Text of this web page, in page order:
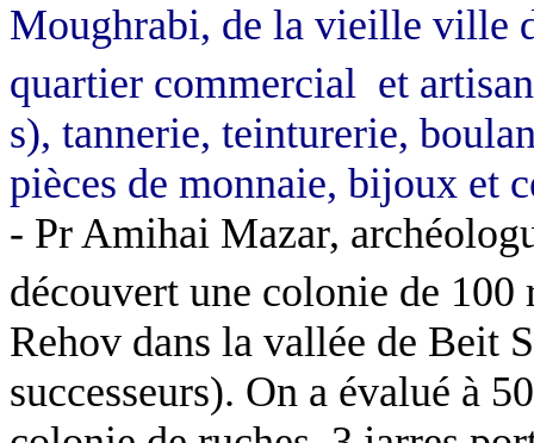
Moughrabi, de la vieille ville
quartier commercial et
s), tannerie, teinturerie,
pièces de monnaie, bijoux et
- Pr Amihai Mazar,
découvert une colonie de 100
Rehov dans la vallée de Beit
successeurs). On a évalué à